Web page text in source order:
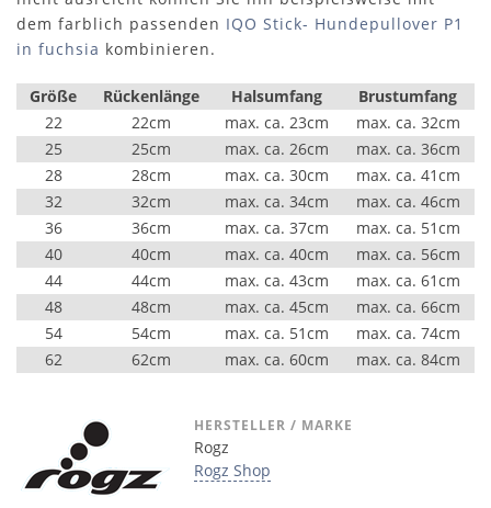
dem farblich passenden IQO Stick- Hundepullover P1
in fuchsia kombinieren.
Größe Rückenlänge Halsumfang
Brustumfang
22
22cm max. ca. 23cm
max. ca. 32cm
25
25cm max. ca. 26cm
max. ca. 36cm
28
28cm max. ca. 30cm
max. ca. 41cm
32
32cm max. ca. 34cm
max. ca. 46cm
36
36cm max. ca. 37cm
max. ca. 51cm
40
40cm max. ca. 40cm
max. ca. 56cm
44
44cm max. ca. 43cm
max. ca. 61cm
48
48cm max. ca. 45cm
max. ca. 66cm
54
54cm max. ca. 51cm
max. ca. 74cm
62
62cm max. ca. 60cm max. ca. 84cm
HERSTELLER / MARKE
Rogz
Rogz Shop